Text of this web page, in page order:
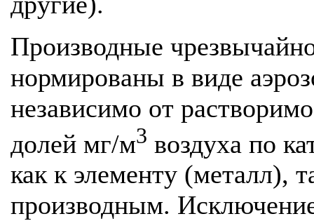
Производные
нормированы в виде
независимо от
долей мг/м3 воздуха по
как к элементу (металл),
производным.